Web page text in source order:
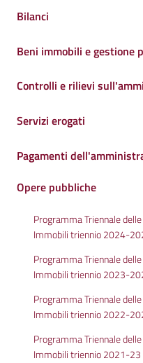
Bilanci
Beni immobili e gestione
Controlli e rilievi
Servizi erogati
Pagamenti
Opere pubbliche
Programma Triennale
Immobili triennio 2024-
Programma Triennale
Immobili triennio 2023-
Programma Triennale
Immobili triennio 2022-
Programma Triennale
Immobili triennio 2021-23